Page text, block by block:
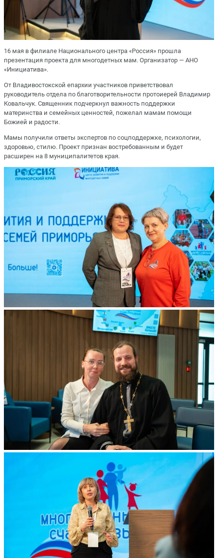
16 мая в филиале Национального центра «Россия» прошла
презентация проекта для многодетных мам. Организатор — АНО
«Инициатива».
От Владивостокской епархии участников приветствовал
руководитель отдела по благотворительности протоиерей Владимир
Ковальчук. Священник подчеркнул важность поддержки
материнства и семейных ценностей, пожелал мамам помощи
Божией и радости.
Мамы получили ответы экспертов по соцподдержке, психологии,
здоровью, стилю. Проект признан востребованным и будет
расширен на 8 муниципалитетов края.